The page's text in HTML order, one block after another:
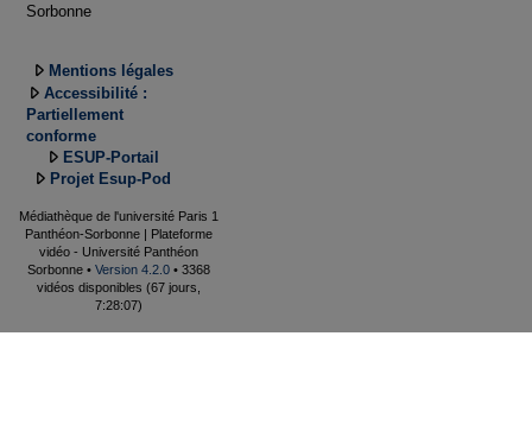
Sorbonne
Mentions légales
Accessibilité :
Partiellement
conforme
ESUP-Portail
Projet Esup-Pod
Médiathèque de l'université Paris 1
Panthéon-Sorbonne | Plateforme
vidéo - Université Panthéon
Sorbonne • Version 4.2.0 • 3368
vidéos disponibles (67 jours,
7:28:07)